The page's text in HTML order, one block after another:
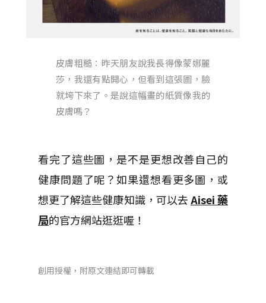
皮膚粗糙：昨天朋友說我長得像蒙娜麗
莎，我還有點開心，但看到這張圖，臉
就垮下來了。是說這幅畫的紙質像我的
皮膚嗎？
看完了這些圖，是不是更想改善自己的
健康問題了呢？如果還想看更多圖，或
想更了解這些健康知識，可以去Aisei 藥
局的官方網站逛逛喔！
創用授權，附原文連結即可轉載